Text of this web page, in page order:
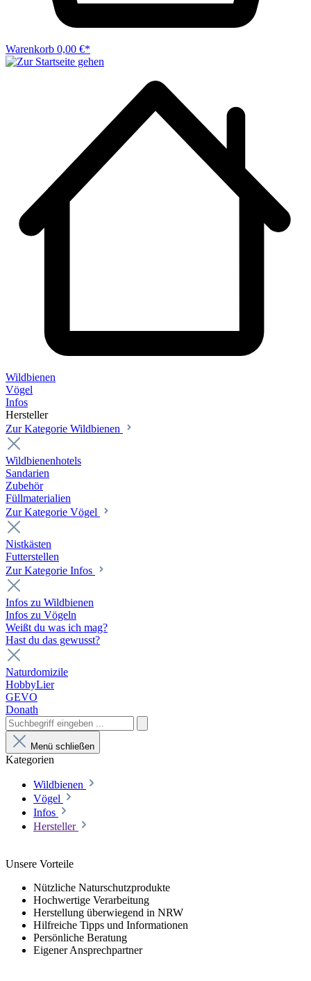
Warenkorb 0,00 €*
Wildbienen
Vögel
Infos
Hersteller
Zur Kategorie Wildbienen
Wildbienenhotels
Sandarien
Zubehör
Füllmaterialien
Zur Kategorie Vögel
Nistkästen
Futterstellen
Zur Kategorie Infos
Infos zu Wildbienen
Infos zu Vögeln
Weißt du was ich mag?
Hast du das gewusst?
Naturdomizile
HobbyLier
GEVO
Donath
Menü schließen
Kategorien
Wildbienen
Vögel
Infos
Hersteller
Unsere Vorteile
Nützliche Naturschutzprodukte
Hochwertige Verarbeitung
Herstellung überwiegend in NRW
Hilfreiche Tipps und Informationen
Persönliche Beratung
Eigener Ansprechpartner